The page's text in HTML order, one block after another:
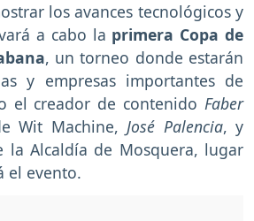
los avances tecnológicos y
a cabo la primera Copa de
, un torneo donde estarán
y empresas importantes de
el creador de contenido Faber
Wit Machine, José Palencia, y
la Alcaldía de Mosquera, lugar
el evento.